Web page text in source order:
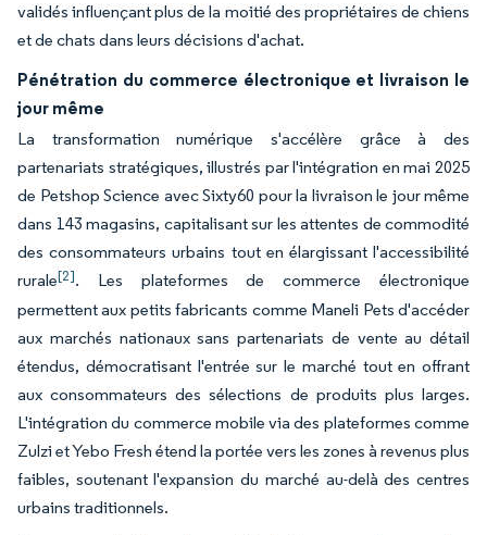
validés influençant plus de la moitié des propriétaires de chiens
et de chats dans leurs décisions d'achat.
Pénétration du commerce électronique et livraison le
jour même
La transformation numérique s'accélère grâce à des
partenariats stratégiques, illustrés par l'intégration en mai 2025
de Petshop Science avec Sixty60 pour la livraison le jour même
dans 143 magasins, capitalisant sur les attentes de commodité
des consommateurs urbains tout en élargissant l'accessibilité
rurale[2]. Les plateformes de commerce électronique
permettent aux petits fabricants comme Maneli Pets d'accéder
aux marchés nationaux sans partenariats de vente au détail
étendus, démocratisant l'entrée sur le marché tout en offrant
aux consommateurs des sélections de produits plus larges.
L'intégration du commerce mobile via des plateformes comme
Zulzi et Yebo Fresh étend la portée vers les zones à revenus plus
faibles, soutenant l'expansion du marché au-delà des centres
urbains traditionnels.